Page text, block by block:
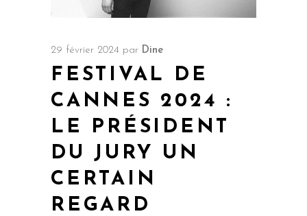
29 février 2024 par Dine
FESTIVAL DE
CANNES 2024 :
LE PRÉSIDENT
DU JURY UN
CERTAIN
REGARD